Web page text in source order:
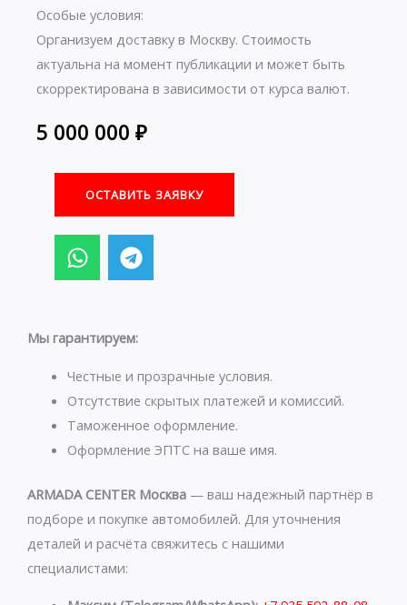
Особые условия:
Организуем доставку в Москву. Стоимость
актуальна на момент публикации и может быть
скорректирована в зависимости от курса валют.
5 000 000 ₽
ОСТАВИТЬ ЗАЯВКУ
W
h
a
s
p
p
T
e
l
g
a
m
Мы гарантируем:
Честные и прозрачные условия.
Отсутствие скрытых платежей и комиссий.
Таможенное оформление.
Оформление ЭПТС на ваше имя.
ARMADA CENTER Москва — ваш надежный партнёр в
подборе и покупке автомобилей. Для уточнения
деталей и расчёта свяжитесь с нашими
специалистами: